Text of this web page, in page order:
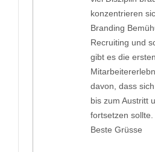
konzentrieren
Branding
Recruiting und
gibt es die
davon, dass
bis zum Austritt
fortsetzen sollte.
Beste Grüsse